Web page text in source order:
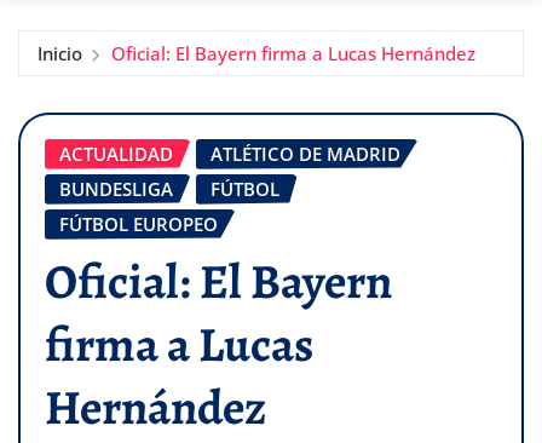
Inicio Oficial: El Bayern firma a Lucas Hernández
ACTUALIDAD
ATLÉTICO DE MADRID
BUNDESLIGA
FÚTBOL
FÚTBOL EUROPEO
Oficial: El Bayern
firma a Lucas
Hernández